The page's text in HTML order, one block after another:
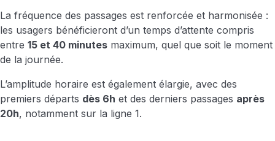
La fréquence des passages est renforcée et harmonisée :
les usagers bénéficieront d’un temps d’attente compris
entre 15 et 40 minutes maximum, quel que soit le moment
de la journée.
L’amplitude horaire est également élargie, avec des
premiers départs dès 6h et des derniers passages après
20h, notamment sur la ligne 1.